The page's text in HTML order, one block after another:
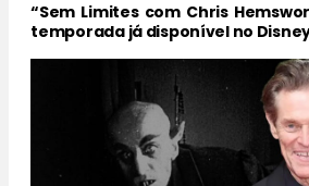
“Sem Limites com Chris
temporada já disponível no